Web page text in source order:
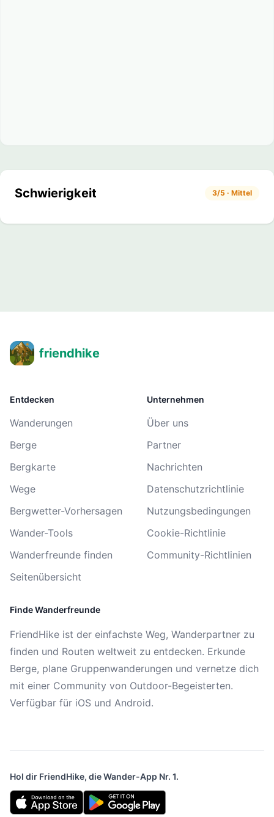
Schwierigkeit 3/5 · Mittel
friendhike
Entdecken
Wanderungen
Berge
Bergkarte
Wege
Bergwetter-Vorhersagen
Wander-Tools
Wanderfreunde finden
Seitenübersicht
Unternehmen
Über uns
Partner
Nachrichten
Datenschutzrichtlinie
Nutzungsbedingungen
Cookie-Richtlinie
Community-Richtlinien
Finde Wanderfreunde
FriendHike ist der einfachste Weg, Wanderpartner zu
finden und Routen weltweit zu entdecken. Erkunde
Berge, plane Gruppenwanderungen und vernetze dich
mit einer Community von Outdoor-Begeisterten.
Verfügbar für iOS und Android.
Hol dir FriendHike, die Wander-App Nr. 1.